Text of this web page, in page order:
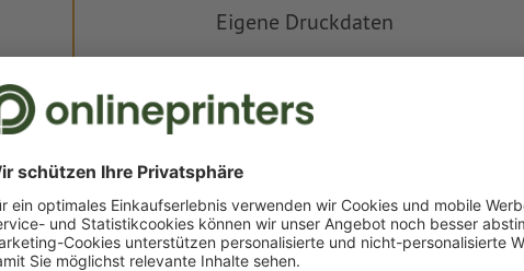
Eigene Druckdaten
Sie können Ihre Druckdaten vor oder nach dem Kauf
hochladen.